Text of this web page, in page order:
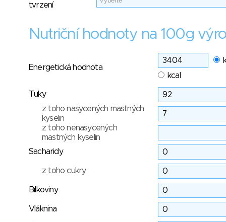
tvrzení
Nutriční hodnoty na 100g
Energetická hodnota
kcal
Tuky
z toho nasycených mastných
kyselin
z toho nenasycených
mastných kyselin
Sacharidy
z toho cukry
Bílkoviny
Vláknina